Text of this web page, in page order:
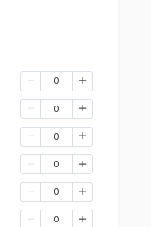
0
0
0
0
0
0